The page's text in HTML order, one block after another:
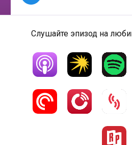
Слушайте эпизод на